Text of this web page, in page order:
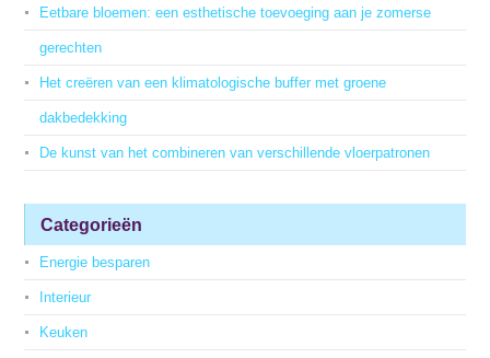
Eetbare bloemen: een esthetische toevoeging aan je zomerse
gerechten
Het creëren van een klimatologische buffer met groene
dakbedekking
De kunst van het combineren van verschillende vloerpatronen
Categorieën
Energie besparen
Interieur
Keuken